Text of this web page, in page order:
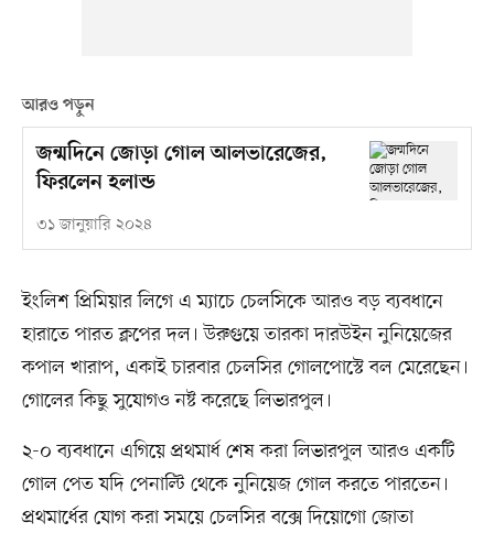
আরও পড়ুন
জন্মদিনে জোড়া গোল আলভারেজের,
ফিরলেন হলান্ড
৩১ জানুয়ারি ২০২৪
ইংলিশ প্রিমিয়ার লিগে এ ম্যাচে চেলসিকে আরও বড় ব্যবধানে
হারাতে পারত ক্লপের দল। উরুগুয়ে তারকা দারউইন নুনিয়েজের
কপাল খারাপ, একাই চারবার চেলসির গোলপোস্টে বল মেরেছেন।
গোলের কিছু সুযোগও নষ্ট করেছে লিভারপুল।
২-০ ব্যবধানে এগিয়ে প্রথমার্ধ শেষ করা লিভারপুল আরও একটি
গোল পেত যদি পেনাল্টি থেকে নুনিয়েজ গোল করতে পারতেন।
প্রথমার্ধের যোগ করা সময়ে চেলসির বক্সে দিয়োগো জোতা